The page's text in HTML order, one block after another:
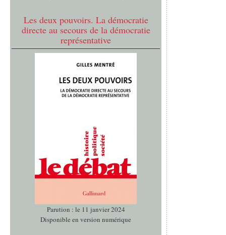
Les deux pouvoirs. La démocratie
directe au secours de la démocratie
représentative
Parution : le 11 janvier 2024
Disponible en version numérique